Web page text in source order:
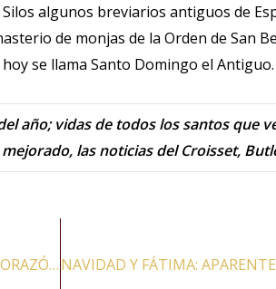
algunos breviarios antiguos de
de monjas de la Orden de San
se llama Santo Domingo el Antiguo.
año; vidas de todos los santos que
las noticias del Croisset,
UNA PELÍCULA SOBRE EL SAGRADO CORAZÓN BATE RÉCORDS DE AUDIENCIA EN FRANCIA